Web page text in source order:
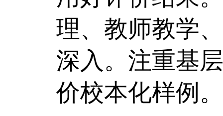
理、教师教学
深入。注重基
价校本化样例。